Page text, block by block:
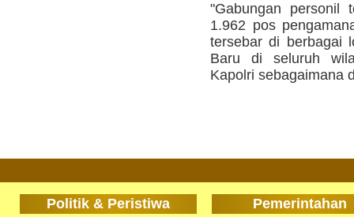
"Gabungan personil
1.962 pos
tersebar di berbagai
Baru di seluruh
Kapolri sebagaimana
Politik & Peristiwa Pemerintahan